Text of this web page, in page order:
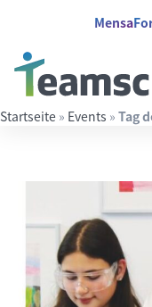
Mensa
Startseite » Events » Tag